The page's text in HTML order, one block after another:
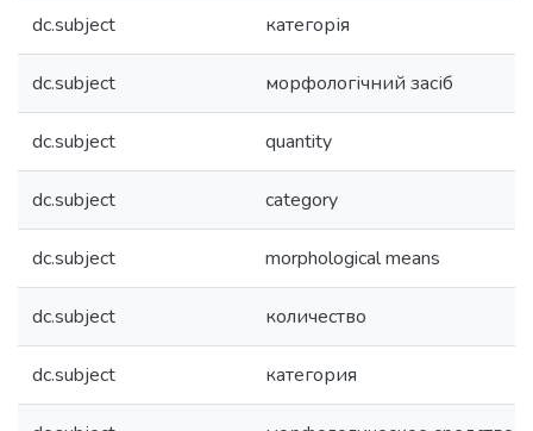
dc.subject категорія
dc.subject морфологічний засіб
dc.subject quantity
dc.subject category
dc.subject morphological means
dc.subject количество
dc.subject категория